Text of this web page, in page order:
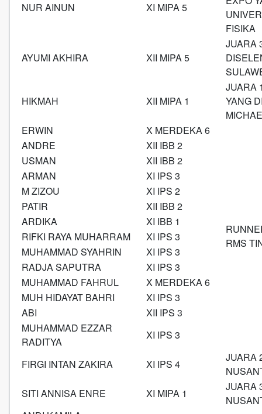
NUR AINUN XI MIPA 5
FISIKA
AYUMI AKHIRA XII MIPA 5
JUARA
HIKMAH XII MIPA 1
JUARA
YANG
ERWIN
X MERDEKA 6
RMS
ANDRE
XII IBB 2
USMAN
XII IBB 2
ARMAN
XI IPS 3
M ZIZOU
XI IPS 2
PATIR
XII IBB 2
ARDIKA
XI IBB 1
RIFKI RAYA MUHARRAM
XI IPS 3
MUHAMMAD SYAHRIN
XI IPS 3
RADJA SAPUTRA
XI IPS 3
MUHAMMAD FAHRUL
X MERDEKA 6
MUH HIDAYAT BAHRI
XI IPS 3
ABI
XII IPS 3
MUHAMMAD EZZAR
RADITYA
XI IPS 3
FIRGI INTAN ZAKIRA XI IPS 4
JUARA
SITI ANNISA ENRE
XI MIPA 1
JUARA